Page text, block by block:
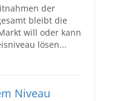
der
bleibt die
will oder kann
lösen...
Niveau